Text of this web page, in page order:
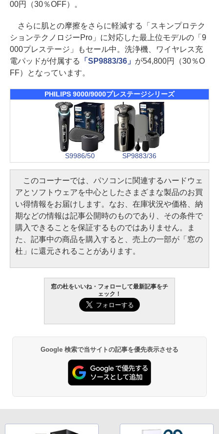
00円（30％OFF）。
さらに肌との摩擦をさらに軽減する「スキンプロテク
ションテクノロジーPro」に対応した最上位モデルの「9
000プレステージ」もセール中。洗浄機、ワイヤレス充
電パッドが付属する
「SP9883/36」 が54,800円（30％O
FF）となっています。
PHILIPS 9000/9000プレステージシリーズ
S9986/50 SP9883/36
このコーナーでは、パソコンに関連するハードウェ
アとソフトウェアを中心としたさまざまな製品のお買
い得情報をお届けします。なお、在庫状況や価格、納
期などの情報は記事公開時のものであり、その条件で
購入できることを保証するものではありません。ま
た、記事中の商品を購入すると、売上の一部が「窓の
杜」に還元されることがあります。
窓の杜をいいね・フォローして最新記事をチ
ェック！
Google 検索で当サイトの記事を優先表示させる